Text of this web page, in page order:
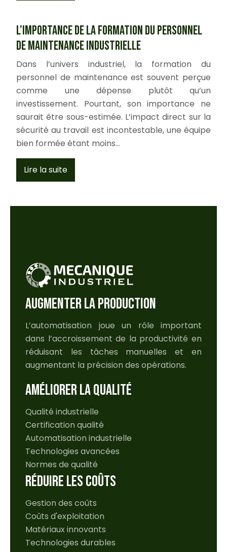
L’importance de la formation du personnel
de maintenance industrielle
Dans l’univers industriel, la formation du
personnel de maintenance est souvent perçue
comme une dépense plutôt qu’un
investissement. Pourtant, son importance ne
saurait être sous-estimée. L’impact direct sur la
sécurité au travail est incontestable, une équipe
bien formée étant moins…
Lire la suite
AUGMENTER LA PRODUCTION
L’automatisation joue un rôle important
dans l’accroissement de la productivité en
réduisant les tâches manuelles et en
augmentant la précision des opérations.
AMÉLIORER LA QUALITÉ
Qualité industrielle
Certification qualité
Automatisation industrielle
Technologies avancées
Normes de qualité
RÉDUIRE LES COÛTS
Gestion des coûts
Coûts d'exploitation
Matériaux innovants
Technologies durables